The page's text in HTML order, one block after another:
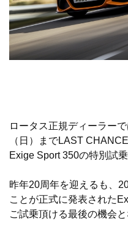
ロータス正規ディーラー
（日）までLAST
Exige Sport 350の特別試
昨年20周年を迎えるも、
ことが正式に発表された
ご試乗頂ける最後の機会